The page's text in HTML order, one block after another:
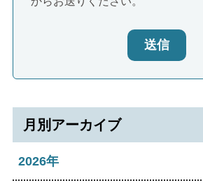
送信
月別アーカイブ
2026年